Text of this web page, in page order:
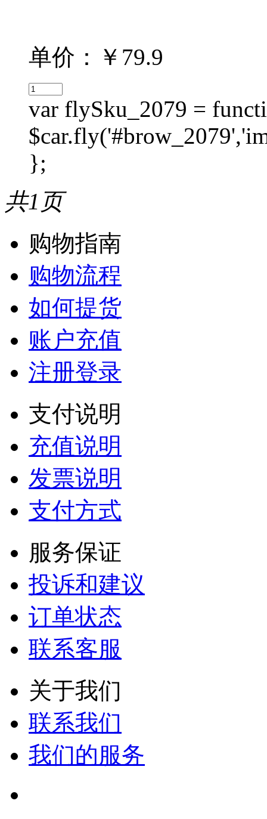
单价：￥79.9
var flySku_2079 =
};
共1页
购物指南
购物流程
如何提货
账户充值
注册登录
支付说明
充值说明
发票说明
支付方式
服务保证
投诉和建议
订单状态
联系客服
关于我们
联系我们
我们的服务